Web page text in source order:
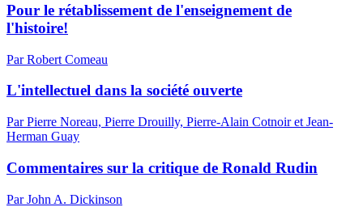
Pour le rétablissement de l'enseignement de
l'histoire!
Par Robert Comeau
L'intellectuel dans la société ouverte
Par Pierre Noreau, Pierre Drouilly, Pierre-Alain Cotnoir et Jean-
Herman Guay
Commentaires sur la critique de Ronald Rudin
Par John A. Dickinson